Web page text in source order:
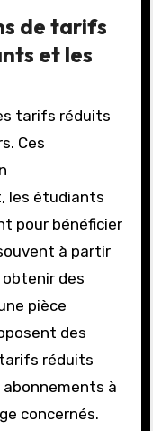
de tarifs
et les
tarifs réduits
Ces
les étudiants
pour bénéficier
à partir
des
pièce
des
réduits
abonnements à
concernés.